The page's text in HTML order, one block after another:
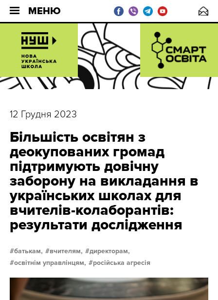
МЕНЮ
12 Грудня 2023
Більшість освітян з
деокупованих громад
підтримують довічну
заборону на викладання в
українських школах для
вчителів-колаборантів:
результати дослідження
батькам, вчителям,
директорам,
освітнім управлінцям,
російська агресія